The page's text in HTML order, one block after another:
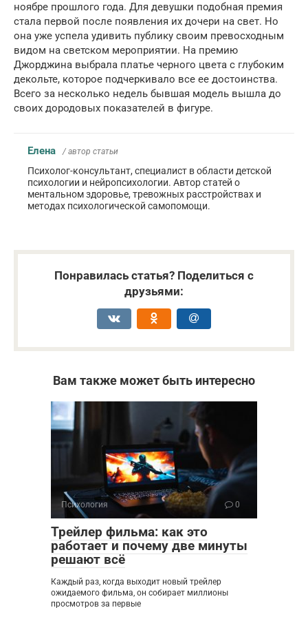
ноябре прошлого года. Для девушки подобная премия
стала первой после появления их дочери на свет. Но
она уже успела удивить публику своим превосходным
видом на светском мероприятии. На премию
Джорджина выбрала платье черного цвета с глубоким
декольте, которое подчеркивало все ее достоинства.
Всего за несколько недель бывшая модель вышла до
своих дородовых показателей в фигуре.
Елена / автор статьи
Психолог-консультант, специалист в области детской
психологии и нейропсихологии. Автор статей о
ментальном здоровье, тревожных расстройствах и
методах психологической самопомощи.
Понравилась статья? Поделиться с
друзьями:
Вам также может быть интересно
Психология 0
Трейлер фильма: как это
работает и почему две минуты
решают всё
Каждый раз, когда выходит новый трейлер
ожидаемого фильма, он собирает миллионы
просмотров за первые